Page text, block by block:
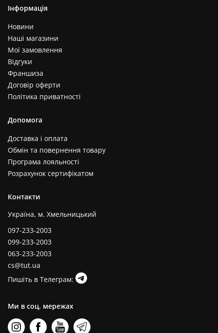
Інформація
Новини
Наші магазини
Мої замовлення
Відгуки
Франшиза
Договір оферти
Політика приватності
Допомога
Доставка і оплата
Обмін та повернення товару
Програма лояльності
Розрахунок сертифікатом
Контакти
Україна, м. Хмельницький
097-233-2003
099-233-2003
063-233-2003
cs@tut.ua
Пишіть в Телеграм:
Ми в соц. мережах